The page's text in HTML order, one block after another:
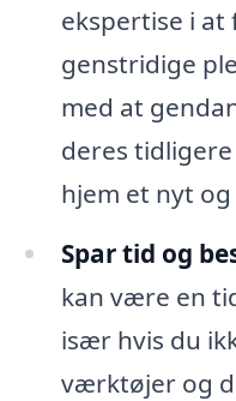
ekspertise i at
genstridige
med at
deres
hjem et nyt
Spar tid og
kan være en
især hvis du
værktøjer og